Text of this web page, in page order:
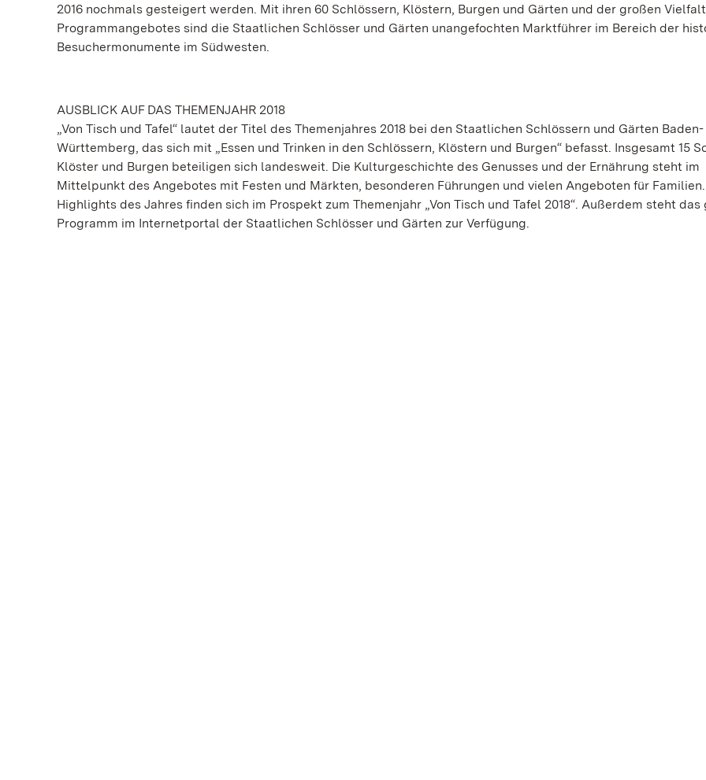
2016 nochmals gesteigert werden. Mit ihren 60 Schlössern, Klöstern, Burgen und Gärten und der großen
Programmangebotes sind die Staatlichen Schlösser und Gärten unangefochten Marktführer im Bereich der
Besuchermonumente im Südwesten.
AUSBLICK AUF DAS THEMENJAHR 2018
„Von Tisch und Tafel“ lautet der Titel des Themenjahres 2018 bei den Staatlichen Schlössern und Gärten Baden-
Württemberg, das sich mit „Essen und Trinken in den Schlössern, Klöstern und Burgen“ befasst. Insgesamt 15
Klöster und Burgen beteiligen sich landesweit. Die Kulturgeschichte des Genusses und der Ernährung steht im
Mittelpunkt des Angebotes mit Festen und Märkten, besonderen Führungen und vielen Angeboten für Familien.
Highlights des Jahres finden sich im Prospekt zum Themenjahr „Von Tisch und Tafel 2018“. Außerdem steht das
Programm im Internetportal der Staatlichen Schlösser und Gärten zur Verfügung.